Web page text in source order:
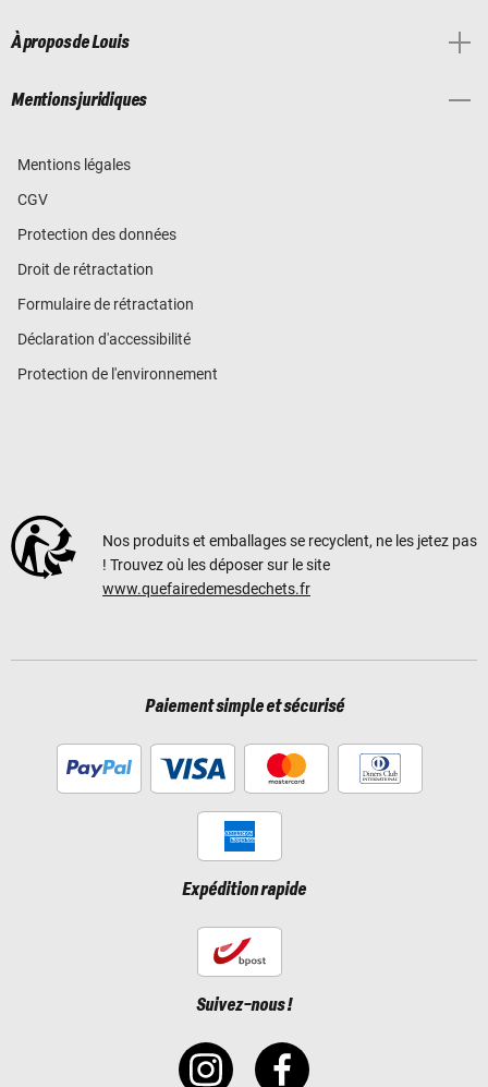
À propos de Louis
Mentions juridiques
Mentions légales
CGV
Protection des données
Droit de rétractation
Formulaire de rétractation
Déclaration d'accessibilité
Protection de l'environnement
Nos produits et emballages se recyclent, ne les jetez pas
! Trouvez où les déposer sur le site
www.quefairedemesdechets.fr
Paiement simple et sécurisé
Expédition rapide
Suivez-nous !